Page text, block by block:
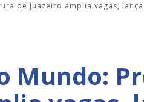
de Juazeiro amplia vagas,
Mundo: